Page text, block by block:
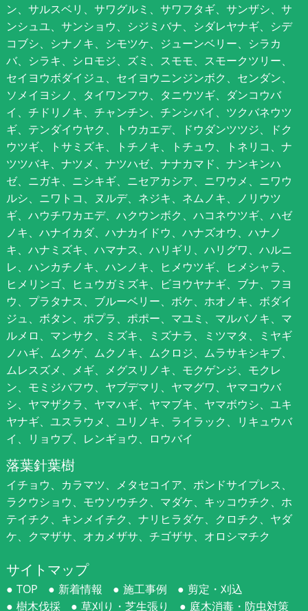
ン、サルスベリ、サワグルミ、サワフタギ、サンザシ、サ
ンシュユ、サンショウ、シジミバナ、シダレヤナギ、シデ
コブシ、シナノキ、シモツケ、ジューンベリー、シラカ
バ、シラキ、シロモジ、ズミ、スモモ、スモークツリー、
セイヨウボダイジュ、セイヨウニンジンボク、センダン、
ソメイヨシノ、タイワンフウ、タニウツギ、ダンコウバ
イ、チドリノキ、チャンチン、チンシバイ、ツクバネウツ
ギ、テンダイウヤク、トウカエデ、ドウダンツツジ、ドク
ウツギ、トサミズキ、トチノキ、トチュウ、トネリコ、ナ
ツツバキ、ナツメ、ナツハゼ、ナナカマド、ナンキンハ
ゼ、ニガキ、ニシキギ、ニセアカシア、ニワウメ、ニワウ
ルシ、ニワトコ、ヌルデ、ネジキ、ネムノキ、ノリウツ
ギ、ハウチワカエデ、ハクウンボク、ハコネウツギ、ハゼ
ノキ、ハナイカダ、ハナカイドウ、ハナズオウ、ハナノ
キ、ハナミズキ、ハマナス、ハリギリ、ハリグワ、ハルニ
レ、ハンカチノキ、ハンノキ、ヒメウツギ、ヒメシャラ、
ヒメリンゴ、ヒュウガミズキ、ビヨウヤナギ、ブナ、フヨ
ウ、プラタナス、ブルーベリー、ボケ、ホオノキ、ボダイ
ジュ、ボタン、ポプラ、ポポー、マユミ、マルバノキ、マ
ルメロ、マンサク、ミズキ、ミズナラ、ミツマタ、ミヤギ
ノハギ、ムクゲ、ムクノキ、ムクロジ、ムラサキシキブ、
ムレスズメ、メギ、メグスリノキ、モクゲンジ、モクレ
ン、モミジバフウ、ヤブデマリ、ヤマグワ、ヤマコウバ
シ、ヤマザクラ、ヤマハギ、ヤマブキ、ヤマボウシ、ユキ
ヤナギ、ユスラウメ、ユリノキ、ライラック、リキュウバ
イ、リョウブ、レンギョウ、ロウバイ
落葉針葉樹
イチョウ、カラマツ、メタセコイア、ポンドサイプレス、
ラクウショウ、モウソウチク、マダケ、キッコウチク、ホ
テイチク、キンメイチク、ナリヒラダケ、クロチク、ヤダ
ケ、クマザサ、オカメザサ、チゴザサ、オロシマチク
サイトマップ
TOP 新着情報 施工事例
剪定・刈込
樹木伐採
草刈り・芝生張り 庭木消毒・防虫対策